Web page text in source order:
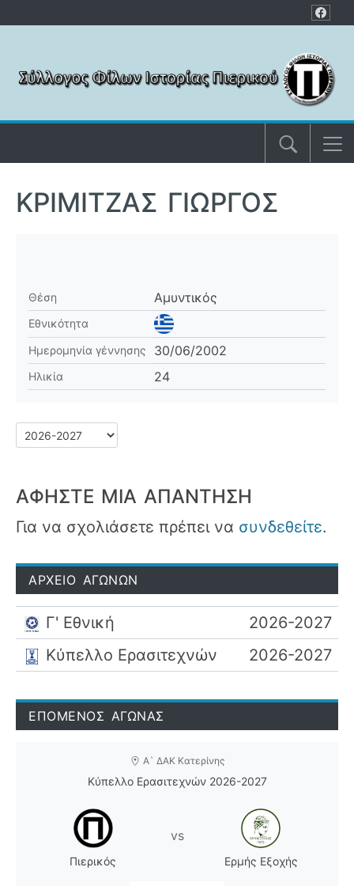
ΚΡΙΜΙΤΖΆΣ ΓΙΏΡΓΟΣ
Θέση Αμυντικός
Εθνικότητα
Ημερομηνία γέννησης
30/06/2002
Ηλικία 24
ΑΦΉΣΤΕ ΜΙΑ ΑΠΆΝΤΗΣΗ
Για να σχολιάσετε πρέπει να συνδεθείτε.
ΑΡΧΕΙΟ ΑΓΩΝΩΝ
Γ' Εθνική
2026-2027
Κύπελλο Ερασιτεχνών
2026-2027
ΕΠΟΜΕΝΟΣ ΑΓΩΝΑΣ
Α` ΔΑΚ Κατερίνης
Κύπελλο Ερασιτεχνών 2026-2027
Πιερικός
vs
Ερμής Εξοχής